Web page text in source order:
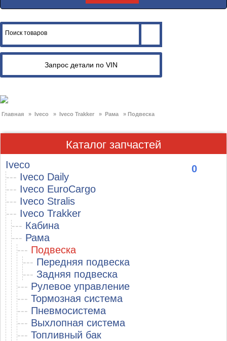
Главная » Iveco » Iveco Trakker » Рама » Подвеска
Каталог запчастей
Iveco
--- Iveco Daily
--- Iveco EuroCargo
--- Iveco Stralis
--- Iveco Trakker
--- Кабина
--- Рама
--- Подвеска
--- Передняя подвеска
--- Задняя подвеска
--- Рулевое управление
--- Тормозная система
--- Пневмосистема
--- Выхлопная система
--- Топливный бак
0